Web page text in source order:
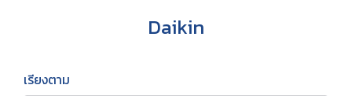
Daikin
เรียงตาม